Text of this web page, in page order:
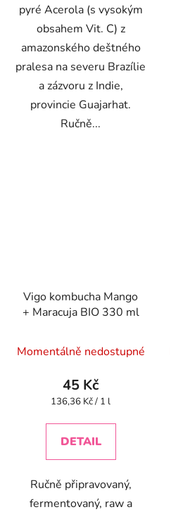
pyré Acerola (s vysokým
obsahem Vit. C) z
amazonského deštného
pralesa na severu Brazílie
a zázvoru z Indie,
provincie Guajarhat.
Ručně...
Vigo kombucha Mango
+ Maracuja BIO 330 ml
Momentálně nedostupné
45 Kč
Měrná
136,36 Kč / 1 l
DETAIL
Ručně připravovaný,
fermentovaný, raw a